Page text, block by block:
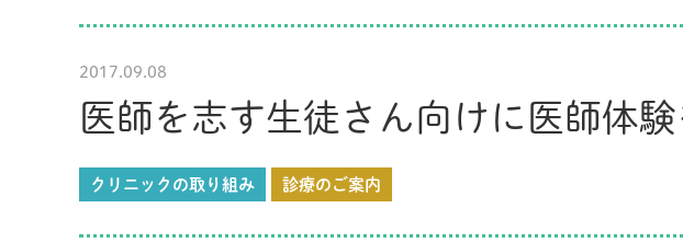
2017.09.08
医師を志す生徒さん向けに医師体
クリニックの取り組み 診療のご案内